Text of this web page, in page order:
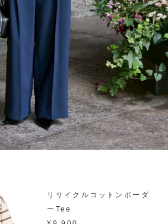
リサイクルコットンボーダ
ーTee